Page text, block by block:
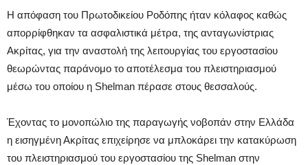
Η απόφαση του Πρωτοδικείου Ροδόπης ήταν κόλαφος καθώς
απορρίφθηκαν τα ασφαλιστικά μέτρα, της ανταγωνίστριας
Ακρίτας, για την αναστολή της λειτουργίας του εργοστασίου
θεωρώντας παράνομο το αποτέλεσμα του πλειστηριασμού
μέσω του οποίου η Shelman πέρασε στους θεσσαλούς.
Έχοντας το μονοπώλιο της παραγωγής νοβοπάν στην Ελλάδα
η εισηγμένη Ακρίτας επιχείρησε να μπλοκάρει την κατακύρωση
του πλειστηριασμού του εργοστασίου της Shelman στην